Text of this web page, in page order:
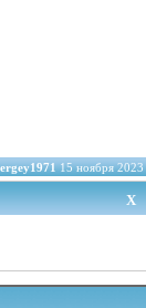
15 ноября 2023
X